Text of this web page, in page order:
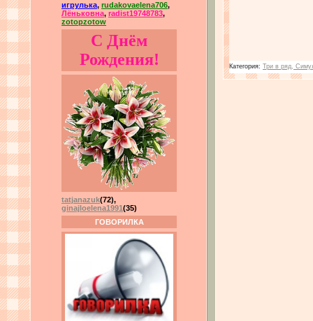
игрулька, rudakovaelena706,
Лёньковна, radist19748783,
zotopzotow
С Днём
Рождения!
tatjanazuk(72),
ginajloelena1991 (35)
ГОВОРИЛКА
Категория: Три в ряд,